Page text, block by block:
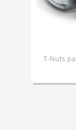
T-Nuts